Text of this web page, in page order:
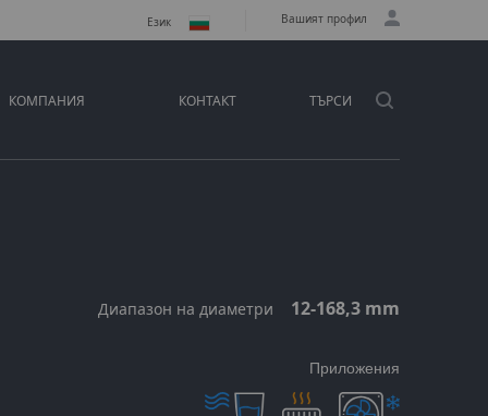
Език Вашият профил
КОМПАНИЯ КОНТАКТ ТЪРСИ
Диапазон на диаметри 12-168,3 mm
Приложения